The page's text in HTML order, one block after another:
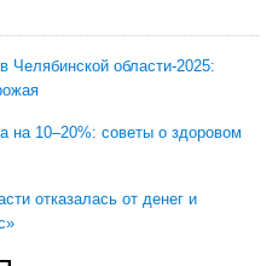
Челябинской области-2025:
на 10–20%: советы о здоровом
отказалась от денег и